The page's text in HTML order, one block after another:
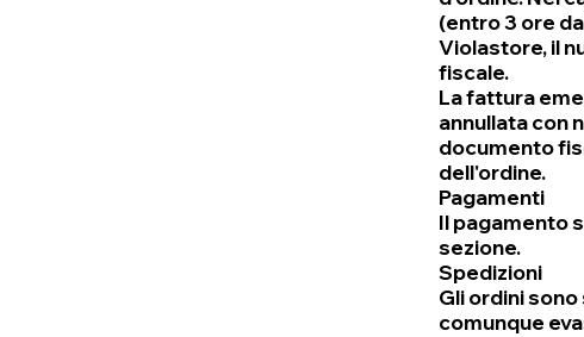
(entro 3 ore
Violastore, il
fiscale.
La fattura
annullata con
documento
dell'ordine.
Pagamenti
Il pagamento
sezione.
Spedizioni
Gli ordini
comunque